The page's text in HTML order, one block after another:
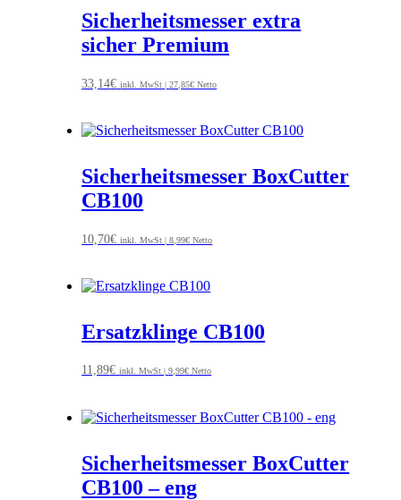
Sicherheitsmesser extra
sicher Premium
33,14€ inkl. MwSt |27,85€ Netto
Sicherheitsmesser BoxCutter
CB100
10,70€ inkl. MwSt |8,99€ Netto
Ersatzklinge CB100
11,89€ inkl. MwSt |9,99€ Netto
Sicherheitsmesser BoxCutter
CB100 – eng